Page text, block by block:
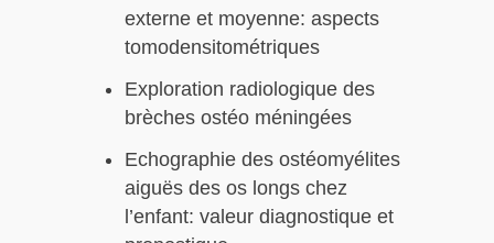
externe et moyenne: aspects
tomodensitométriques
Exploration radiologique des
brèches ostéo méningées
Echographie des ostéomyélites
aiguës des os longs chez
l’enfant: valeur diagnostique et